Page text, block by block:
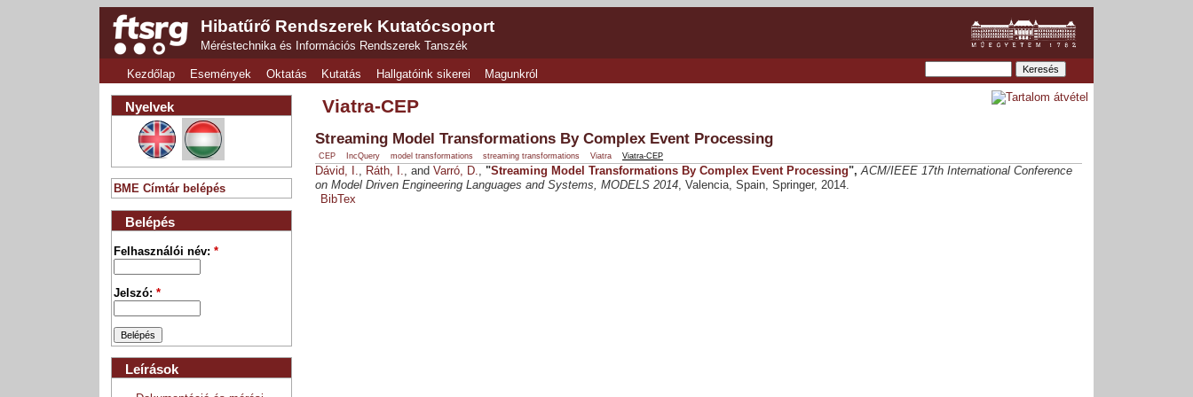
Hibatűrő Rendszerek Kutatócsoport
Méréstechnika és Információs Rendszerek Tanszék
Kezdőlap Események Oktatás Kutatás Hallgatóink sikerei Magunkról
Viatra-CEP
Streaming Model Transformations By Complex Event Processing
CEP IncQuery model transformations streaming transformations Viatra Viatra-CEP
Dávid, I., Ráth, I., and Varró, D., "Streaming Model Transformations By Complex Event Processing",ACM/IEEE 17th International Conference
on Model Driven Engineering Languages and Systems, MODELS 2014, Valencia, Spain, Springer, 2014.
BibTex
Nyelvek
BME Címtár belépés
Belépés
Felhasználói név:*
Jelszó:*
Leírások